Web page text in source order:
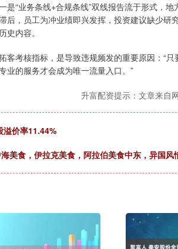
“业务条线+合规条线”双线报告流于形式，
后，员工为冲业绩即兴发挥，投资建议缺少研
史内容。
核指标，是导致违规频发的重要原因：“只
业的服务才会成为唯一流量入口。”
升富配资提示：文章来自
溢价率11.44%
美食，伊拉克美食，阿拉伯美食中东，异国风